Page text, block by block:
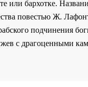
или бархотке.
повестью Ж.
подчинения
с драгоценными